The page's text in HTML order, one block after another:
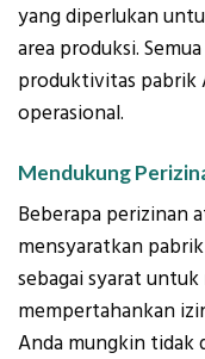
yang diperlukan
area produksi.
produktivitas pabrik
operasional.
Mendukung
Beberapa perizinan
mensyaratkan
sebagai syarat
mempertahankan
Anda mungkin tidak